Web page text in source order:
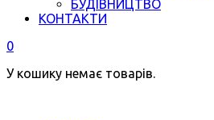
БУДІВНИЦТВО
КОНТАКТИ
0
У кошику немає товарів.